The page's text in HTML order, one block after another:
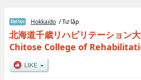
Hokkaido / Tư lập
北海道千歳リハビリテーション
Chitose College of